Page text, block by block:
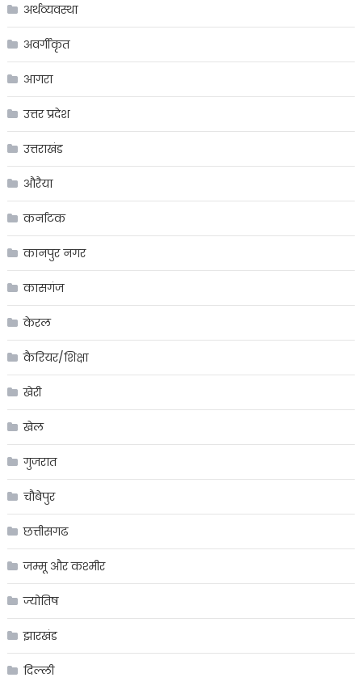
अर्थव्यवस्था
अवर्गीकृत
आगरा
उत्तर प्रदेश
उत्तराखंड
औरैया
कर्नाटक
कानपुर नगर
कासगंज
केरल
कैरियर/शिक्षा
खेरी
खेल
गुजरात
चौबेपुर
छत्तीसगढ
जम्मू और कश्मीर
ज्योतिष
झारखंड
दिल्ली